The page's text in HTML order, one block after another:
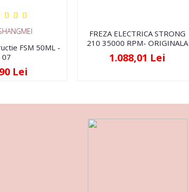
FSM 50ML -
07
Lei
FREZA ELECTRICA STRONG
210 35000 RPM- ORIGINALA
1.088,01 Lei